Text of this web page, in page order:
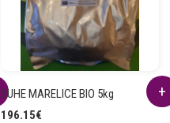
SUHE MARELICE BIO 5kg
196.15€